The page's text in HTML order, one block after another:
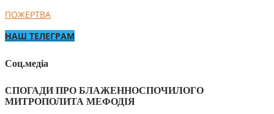
ПОЖЕРТВА
НАШ ТЕЛЕГРАМ
Соц.медіа
СПОГАДИ ПРО БЛАЖЕННОСПОЧИЛОГО
МИТРОПОЛИТА МЕФОДІЯ